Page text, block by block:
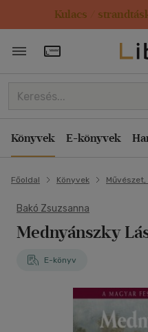
Kulacs /
Törzsvásárlói
Könyvek E-könyvek
Főoldal Könyvek
Bakó Zsuzsanna
Mednyánszky
E-könyv